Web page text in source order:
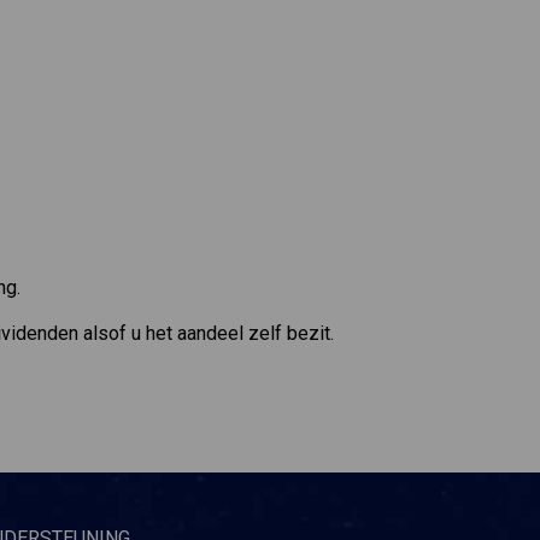
alsof u het aandeel zelf bezit.